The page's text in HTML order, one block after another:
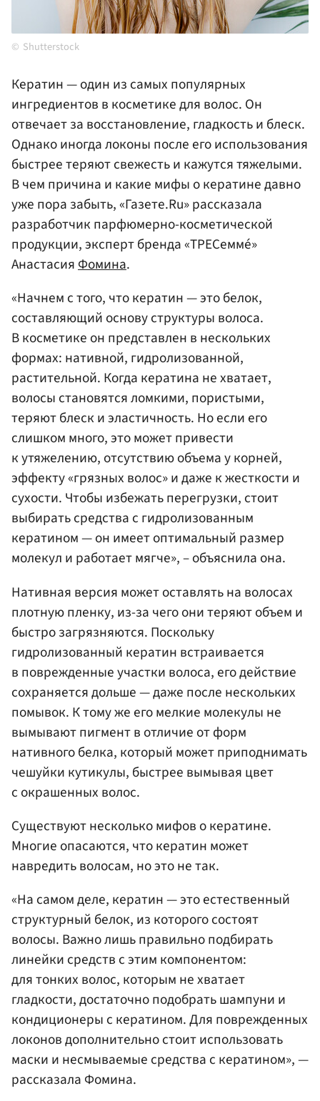
Shutterstock
Кератин — один из самых популярных
ингредиентов в косметике для волос. Он
отвечает за восстановление, гладкость и блеск.
Однако иногда локоны после его использования
быстрее теряют свежесть и кажутся тяжелыми.
В чем причина и какие мифы о кератине давно
уже пора забыть, «Газете.Ru» рассказала
разработчик парфюмерно-косметической
продукции, эксперт бренда «ТРЕСеммé»
АнастасияФомина.
«Начнем с того, что кератин — это белок,
составляющий основу структуры волоса.
В косметике он представлен в нескольких
формах: нативной, гидролизованной,
растительной. Когда кератина не хватает,
волосы становятся ломкими, пористыми,
теряют блеск и эластичность. Но если его
слишком много, это может привести
к утяжелению, отсутствию объема у корней,
эффекту «грязных волос» и даже к жесткости и
сухости. Чтобы избежать перегрузки, стоит
выбирать средства с гидролизованным
кератином — он имеет оптимальный размер
молекул и работает мягче», – объяснила она.
Нативная версия может оставлять на волосах
плотную пленку, из-за чего они теряют объем и
быстро загрязняются. Поскольку
гидролизованный кератин встраивается
в поврежденные участки волоса, его действие
сохраняется дольше — даже после нескольких
помывок. К тому же его мелкие молекулы не
вымывают пигмент в отличие от форм
нативного белка, который может приподнимать
чешуйки кутикулы, быстрее вымывая цвет
с окрашенных волос.
Существуют несколько мифов о кератине.
Многие опасаются, что кератин может
навредить волосам, но это не так.
«На самом деле, кератин — это естественный
структурный белок, из которого состоят
волосы. Важно лишь правильно подбирать
линейки средств с этим компонентом:
для тонких волос, которым не хватает
гладкости, достаточно подобрать шампуни и
кондиционеры с кератином. Для поврежденных
локонов дополнительно стоит использовать
маски и несмываемые средства с кератином», —
рассказала Фомина.